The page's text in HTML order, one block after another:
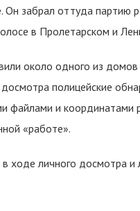
Он забрал оттуда партию
в Пролетарском и
около одного из домов
полицейские
файлами и координатами
«работе».
личного досмотра и